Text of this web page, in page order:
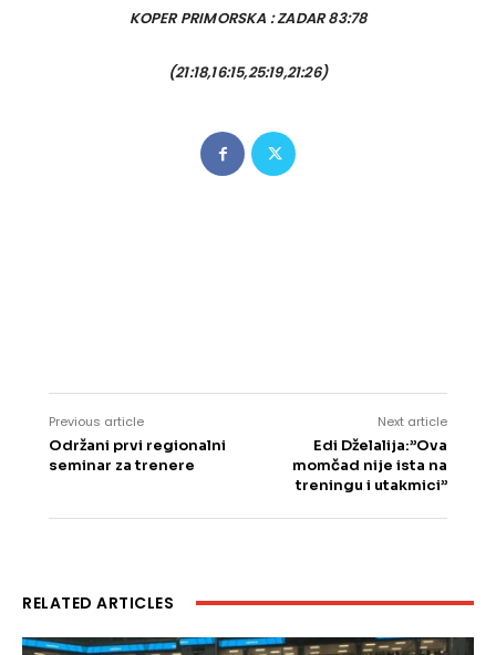
KOPER PRIMORSKA : ZADAR 83:78
(21:18,16:15,25:19,21:26)
Previous article
Održani prvi regionalni
seminar za trenere
Next article
Edi Dželalija:”Ova
momčad nije ista na
treningu i utakmici”
RELATED ARTICLES